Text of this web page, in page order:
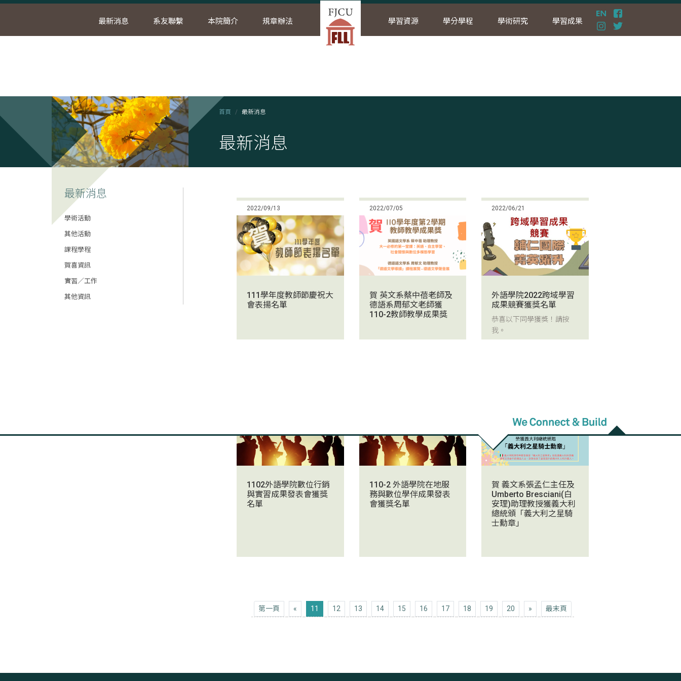
最新消息 系友聯繫 本院簡介 規章辦法 學習資源 學分學程 學術研究 學習成果
首頁 最新消息
最新消息
最新消息
學術活動
其他活動
課程學程
賀喜資訊
實習／工作
其他資訊
2022/09/13
111學年度教師節慶祝大
會表揚名單
2022/07/05
賀 英文系蔡中蓓老師及
德語系周郁文老師獲
110-2教師教學成果獎
2022/06/21
外語學院2022跨域學習
成果競賽獲獎名單
恭喜以下同學獲獎！請按
我。
1102外語學院數位行銷
與實習成果發表會獲獎
名單
110-2 外語學院在地服
務與數位學伴成果發表
會獲獎名單
賀 義文系張孟仁主任及
Umberto Bresciani(白
安理)助理教授獲義大利
總統頒「義大利之星騎
士勳章」
第一頁 第一頁
« 上十頁
11 12 13 14 15 16 17 18 19 20 » 下十頁最末頁